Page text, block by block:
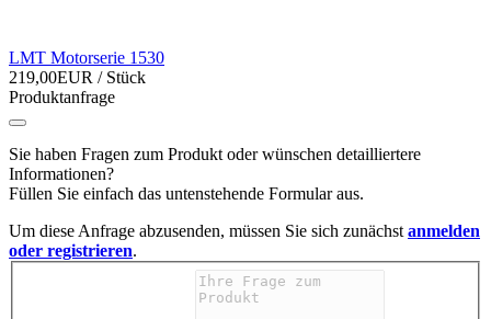
LMT Motorserie 1530
219,00EUR / Stück
Produktanfrage
Sie haben Fragen zum Produkt oder wünschen detailliertere
Informationen?
Füllen Sie einfach das untenstehende Formular aus.
Um diese Anfrage abzusenden, müssen Sie sich zunächst anmelden
oder registrieren.